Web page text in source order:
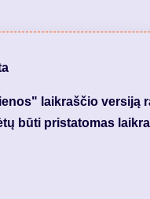
laikraščio versiją
būti pristatomas